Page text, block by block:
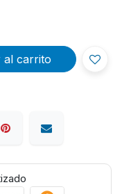
al carrito